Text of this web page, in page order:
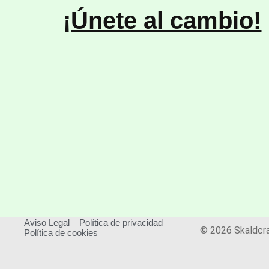
¡Únete al cambio!
Aviso Legal – Política de privacidad –
Política de cookies
© 2026